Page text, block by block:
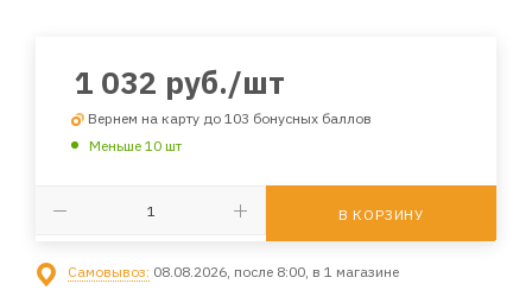
1 032 руб./шт
Вернем на карту до 103 бонусных баллов
Меньше 10 шт
В КОРЗИНУ
Самовывоз: 08.08.2026, после 8:00, в 1 магазине